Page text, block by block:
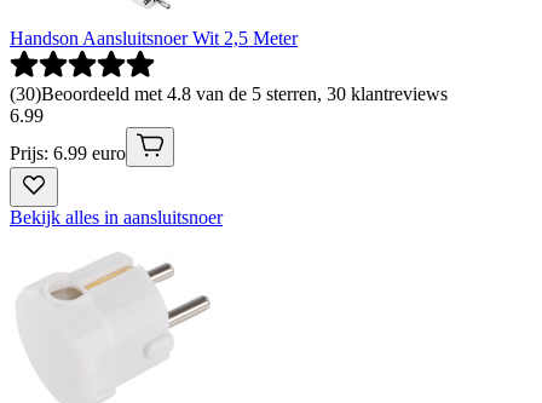
Handson Aansluitsnoer Wit 2,5 Meter
(30)Beoordeeld met 4.8 van de 5 sterren, 30 klantreviews
6.99
Prijs: 6.99 euro
Bekijk alles in aansluitsnoer